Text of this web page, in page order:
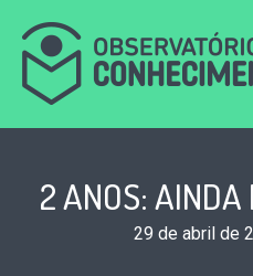
2 ANOS: AINDA
29 de abril de